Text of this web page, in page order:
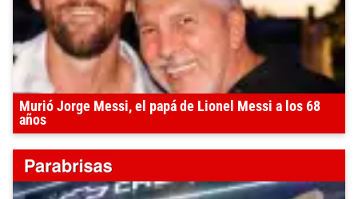
Murió Jorge Messi, el papá de Lionel Messi a los 68
años